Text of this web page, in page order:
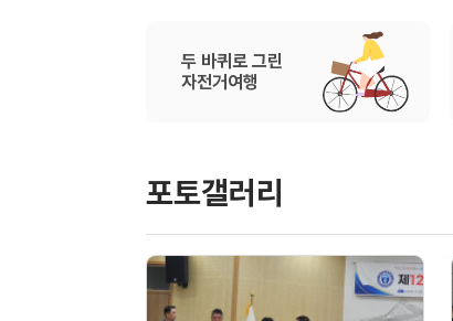
두 바퀴로 그린
자전거여행
포토갤러리